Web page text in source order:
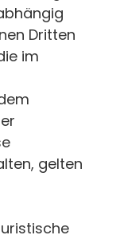
Dritten
im
gelten